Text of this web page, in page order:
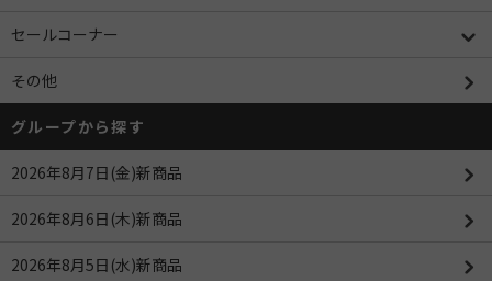
セールコーナー
その他
グループから探す
2026年8月7日(金)新商品
2026年8月6日(木)新商品
2026年8月5日(水)新商品